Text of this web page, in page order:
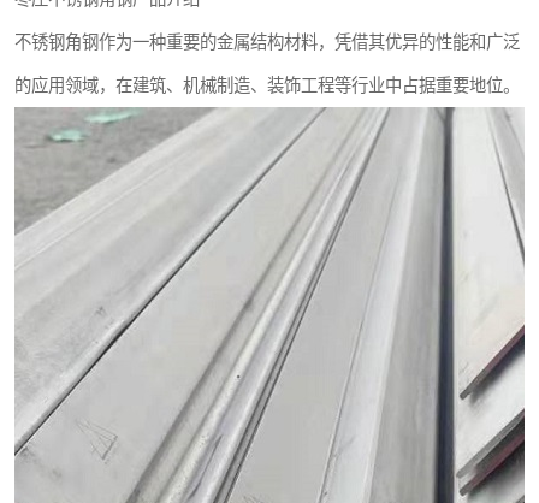
不锈钢角钢作为一种重要的金属结构材料，凭借其优异的性能和广泛
的应用领域，在建筑、机械制造、装饰工程等行业中占据重要地位。